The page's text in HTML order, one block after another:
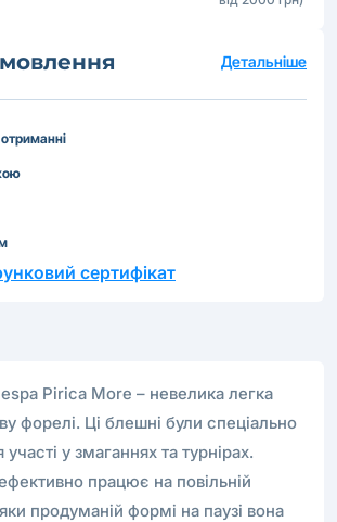
Детальніше
сертифікат
Pirica More – невелика легка
форелі. Ці блешні були спеціально
у змаганнях та турнірах.
працює на повільній
продуманій формі на паузі вона